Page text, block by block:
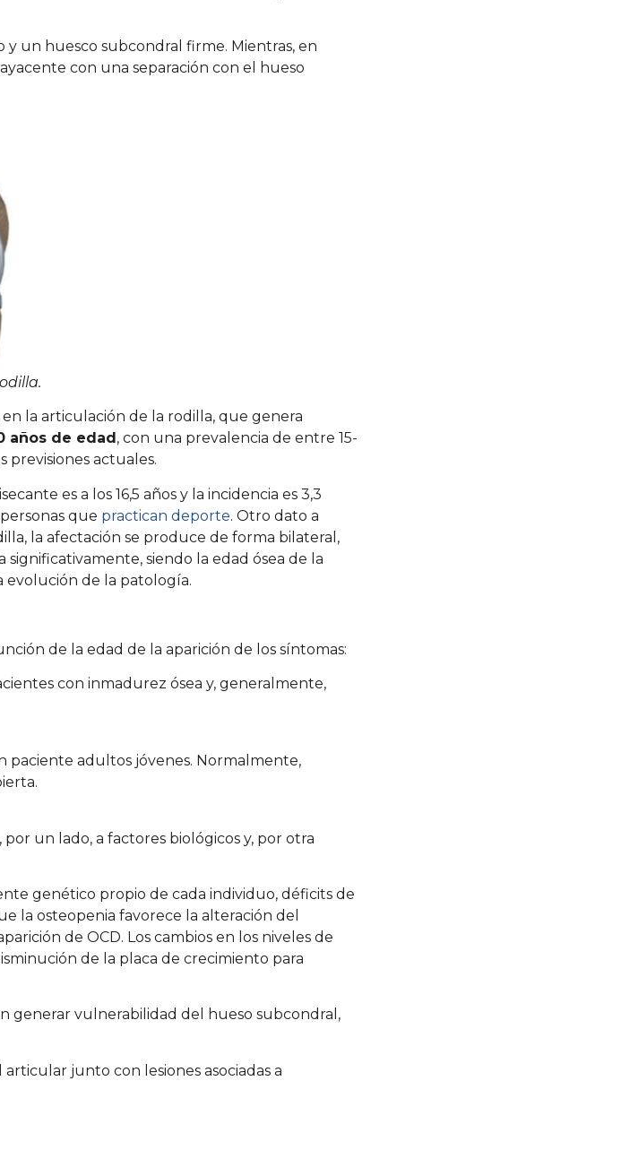
un huesco subcondral firme. Mientras, en
con una separación con el hueso
la articulación de la rodilla, que genera
años de edad , con una prevalencia de entre 15-
previsiones actuales.
es a los 16,5 años y la incidencia es 3,3
que practican deporte. Otro dato a
la afectación se produce de forma bilateral,
significativamente, siendo la edad ósea de la
evolución de la patología.
de la edad de la aparición de los síntomas:
con inmadurez ósea y, generalmente,
paciente adultos jóvenes. Normalmente,
un lado, a factores biológicos y, por otra
genético propio de cada individuo, déficits de
la osteopenia favorece la alteración del
de OCD. Los cambios en los niveles de
de la placa de crecimiento para
generar vulnerabilidad del hueso subcondral,
junto con lesiones asociadas a